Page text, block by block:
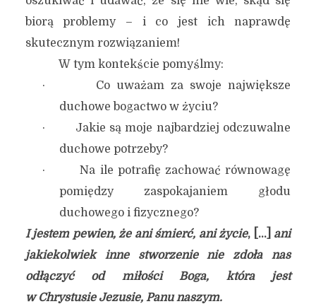
biorą problemy – i co jest ich naprawdę
skutecznym rozwiązaniem!
W tym kontekście pomyślmy:
· Co uważam za swoje największe
duchowe bogactwo w życiu?
· Jakie są moje najbardziej odczuwalne
duchowe potrzeby?
· Na ile potrafię zachować równowagę
pomiędzy zaspokajaniem głodu
duchowego i fizycznego?
I jestem pewien, że ani śmierć, ani życie, […] ani
jakiekolwiek inne stworzenie nie zdoła nas
odłączyć od miłości Boga, która jest
w Chrystusie Jezusie, Panu naszym.